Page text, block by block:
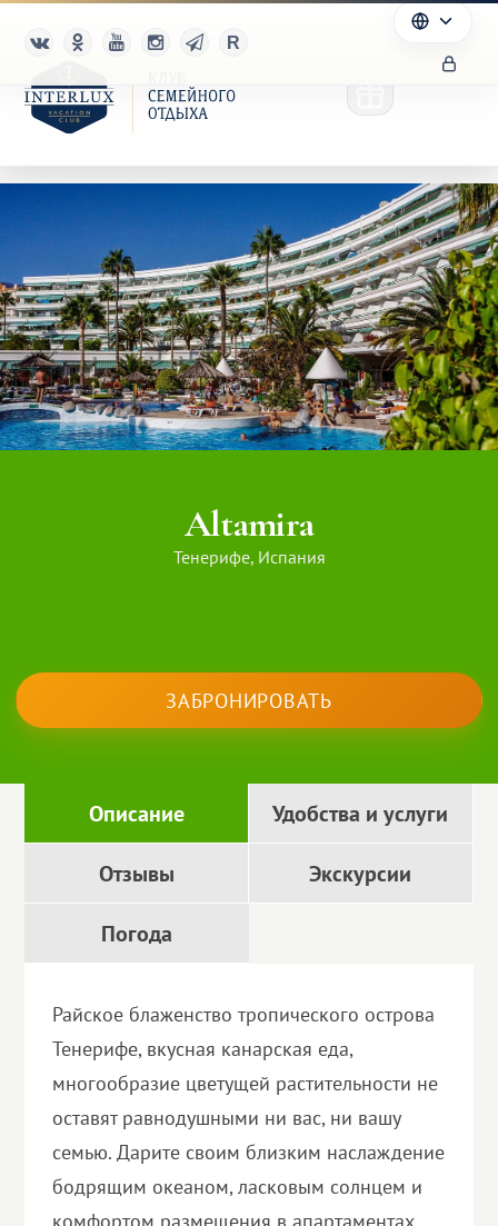
Клуб
Преимущества
Партнерам
Благотворительность
Altamira
Тенерифе, Испания
ЗАБРОНИРОВАТЬ
Описание Удобства и услуги
Отзывы Экскурсии
Погода
Райское блаженство тропического острова
Тенерифе, вкусная канарская еда,
многообразие цветущей растительности не
оставят равнодушными ни вас, ни вашу
семью. Дарите своим близким наслаждение
бодрящим океаном, ласковым солнцем и